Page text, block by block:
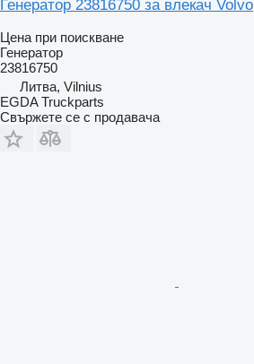
Генератор 23816750 за влекач Volvo
Цена при поискване
Генератор
23816750
Литва, Vilnius
EGDA Truckparts
Свържете се с продавача